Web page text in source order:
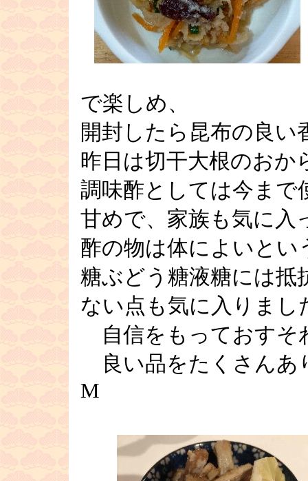
で楽しめ、
開封したら昆布の良い
昨日は切干大根のお
調味酢としては今ま
甘めで、家族も気に入
酢の物は体によいと
糖ぶどう糖液糖には抵
ない点も気に入りまし
自信をもっておすそ
良い品をたくさん
M